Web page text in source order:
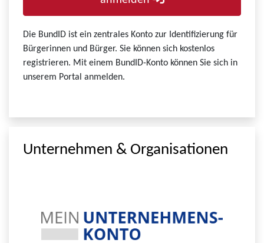
Die BundID ist ein zentrales Konto zur Identifizierung für
Bürgerinnen und Bürger. Sie können sich kostenlos
registrieren. Mit einem BundID-Konto können Sie sich in
unserem Portal anmelden.
Unternehmen & Organisationen